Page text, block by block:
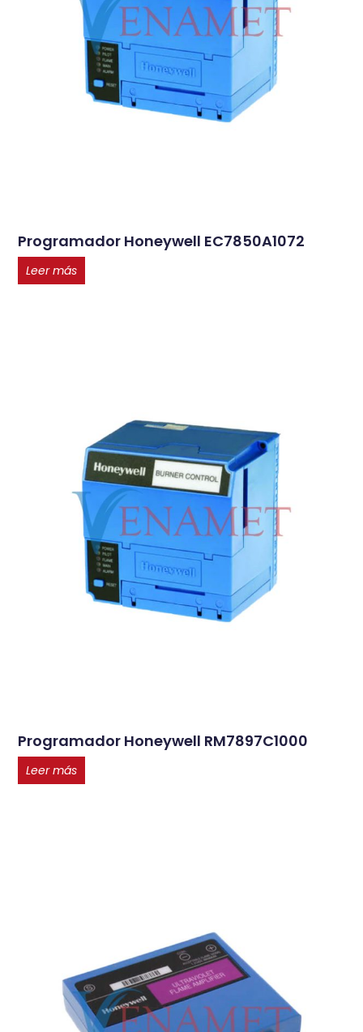
Programador Honeywell EC7850A1072
Leer más
Programador Honeywell RM7897C1000
Leer más